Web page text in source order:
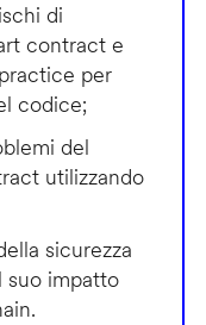
di
contract e
per
codice;
del
utilizzando
sicurezza
suo impatto